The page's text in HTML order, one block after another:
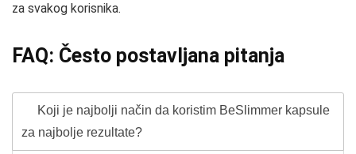
za svakog korisnika.
FAQ: Često postavljana pitanja
Koji je najbolji način da koristim BeSlimmer kapsule
za najbolje rezultate?